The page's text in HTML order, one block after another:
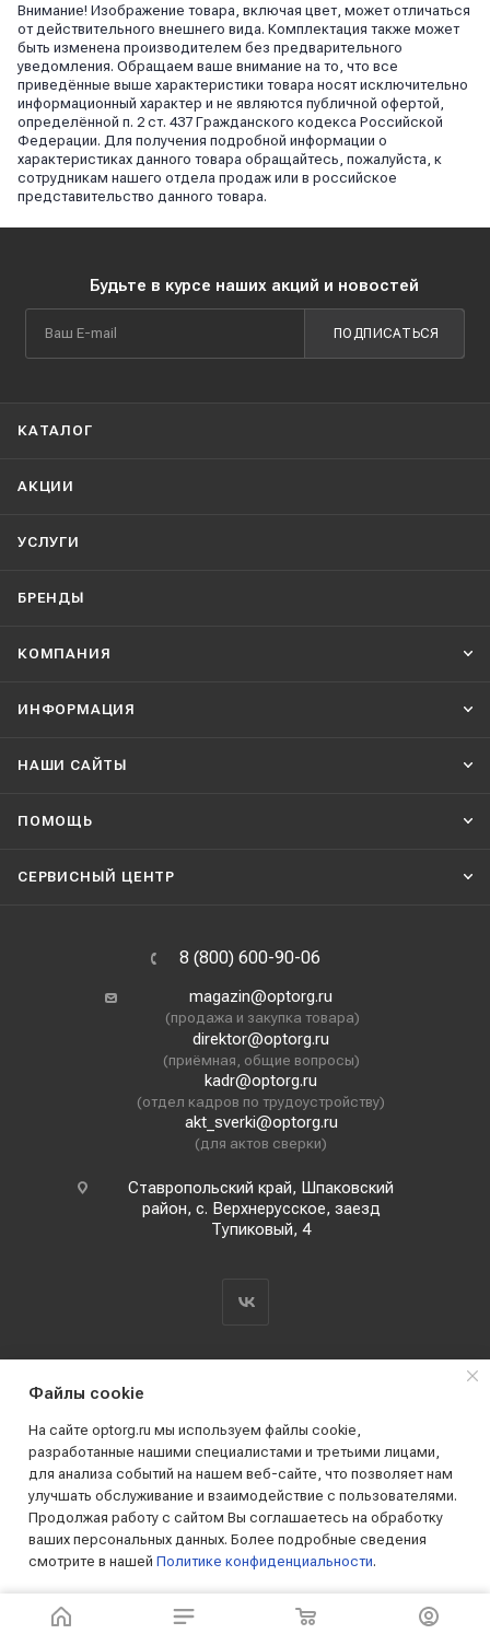
Внимание! Изображение товара, включая цвет, может отличаться
от действительного внешнего вида. Комплектация также может
быть изменена производителем без предварительного
уведомления. Обращаем ваше внимание на то, что все
приведённые выше характеристики товара носят исключительно
информационный характер и не являются публичной офертой,
определённой п. 2 ст. 437 Гражданского кодекса Российской
Федерации. Для получения подробной информации о
характеристиках данного товара обращайтесь, пожалуйста, к
сотрудникам нашего отдела продаж или в российское
представительство данного товара.
Будьте в курсе наших акций и новостей
ПОДПИСАТЬСЯ
КАТАЛОГ
АКЦИИ
УСЛУГИ
БРЕНДЫ
КОМПАНИЯ
ИНФОРМАЦИЯ
НАШИ CАЙТЫ
ПОМОЩЬ
СЕРВИСНЫЙ ЦЕНТР
8 (800) 600-90-06
magazin@optorg.ru
(продажа и закупка товара)
direktor@optorg.ru
(приёмная, общие вопросы)
kadr@optorg.ru
(отдел кадров по трудоустройству)
akt_sverki@optorg.ru
(для актов сверки)
Ставропольский край, Шпаковский
район, с. Верхнерусское, заезд
Тупиковый, 4
2019 - 2026 © АО КПК "Ставропольстройопторг"
Все права защищены
Файлы cookie
На сайте optorg.ru мы используем файлы cookie,
разработанные нашими специалистами и третьими лицами,
для анализа событий на нашем веб-сайте, что позволяет нам
улучшать обслуживание и взаимодействие с пользователями.
Продолжая работу с сайтом Вы соглашаетесь на обработку
ваших персональных данных. Более подробные сведения
смотрите в нашей Политике конфиденциальности.
ПРИНИМАЮ